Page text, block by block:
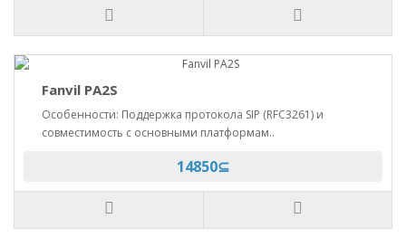
Fanvil PA2S
Особенности: Поддержка протокола SIP (RFC3261) и
совместимость с основными платформам..
14850⊆